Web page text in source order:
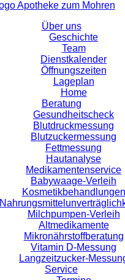
Über uns
Geschichte
Team
Dienstkalender
Öffnungszeiten
Lageplan
Home
Beratung
Gesundheitscheck
Blutdruckmessung
Blutzuckermessung
Fettmessung
Hautanalyse
Medikamentenservice
Babywaage-Verleih
Kosmetikbehandlungen
Milchpumpen-Verleih
Altmedikamente
Mikronährstoffberatung
Vitamin D-Messung
Langzeitzucker-
Service